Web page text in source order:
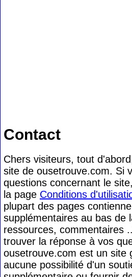
Contact
Chers visiteurs, tout
site de ousetrouve.com. Si
questions concernant le
la page Conditions
plupart des pages
supplémentaires au bas de
ressources, commentaires
trouver la réponse à vos
ousetrouve.com est un site
aucune possibilité d'un